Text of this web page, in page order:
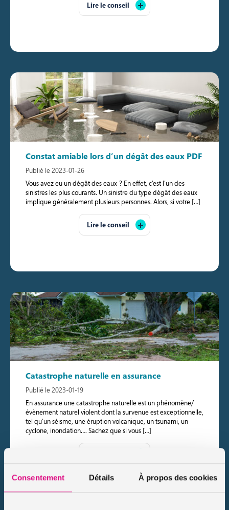
Consentement Détails À propos des cookies
Lire le conseil
Constat amiable lors d’un dégât des eaux PDF
Publié le 2023-01-26
Vous avez eu un dégât des eaux ? En effet, c’est l’un des
sinistres les plus courants. Un sinistre du type dégât des eaux
implique généralement plusieurs personnes. Alors, si votre […]
Lire le conseil
Catastrophe naturelle en assurance
Publié le 2023-01-19
En assurance une catastrophe naturelle est un phénomène/
évènement naturel violent dont la survenue est exceptionnelle,
tel qu’un séisme, une éruption volcanique, un tsunami, un
cyclone, inondation…. Sachez que si vous […]